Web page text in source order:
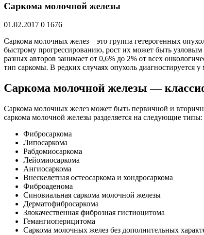
Саркома молочной железы
01.02.2017 0 1676
Саркома молочных желез – это группа гетерогенных
быстрому прогрессированию, рост их может быть
разных авторов занимает от 0,6% до 2% от всех
тип саркомы. В редких случаях опухоль диагностируется
Саркома молочной железы —
Саркома молочных желез может быть первичной и
саркома молочной железы разделяется на следующие типы:
Фибросаркома
Липосаркома
Рабдомиосаркома
Лейомиосаркома
Ангиосаркома
Внескелетная остеосаркома и хондросаркома
Фиброаденома
Синовиальная саркома молочной железы
Дерматофибросаркома
Злокачественная фиброзная гистиоцитома
Гемангиоперицитома
Саркома молочных желез без дополнительных